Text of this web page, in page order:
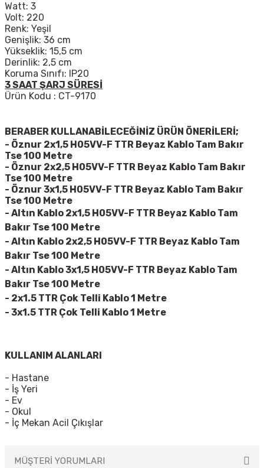
Watt: 3
Volt: 220
Renk: Yeşil
Genişlik: 36 cm
Yükseklik: 15,5 cm
Derinlik: 2,5 cm
Koruma Sınıfı: IP20
3 SAAT ŞARJ SÜRESİ
Ürün Kodu : CT-9170
BERABER KULLANABİLECEĞİNİZ ÜRÜN ÖNERİLERİ;
- Öznur 2x1,5 H05VV-F TTR Beyaz Kablo Tam Bakır
Tse 100 Metre
- Öznur 2x2,5 H05VV-F TTR Beyaz Kablo Tam Bakır
Tse 100 Metre
- Öznur 3x1,5 H05VV-F TTR Beyaz Kablo Tam Bakır
Tse 100 Metre
- Altın Kablo 2x1,5 H05VV-F TTR Beyaz Kablo Tam
Bakır Tse 100 Metre
- Altın Kablo 2x2,5 H05VV-F TTR Beyaz Kablo Tam
Bakır Tse 100 Metre
- Altın Kablo 3x1,5 H05VV-F TTR Beyaz Kablo Tam
Bakır Tse 100 Metre
- 2x1.5 TTR Çok Telli Kablo 1 Metre
- 3x1.5 TTR Çok Telli Kablo 1 Metre
KULLANIM ALANLARI
- Hastane
- İş Yeri
- Ev
- Okul
- İç Mekan Acil Çıkışlar
MÜŞTERİ YORUMLARI